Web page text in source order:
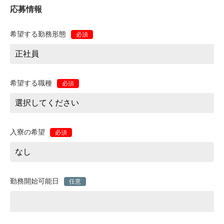
応募情報
希望する勤務形態 必須
希望する職種 必須
入寮の希望 必須
勤務開始可能日 任意